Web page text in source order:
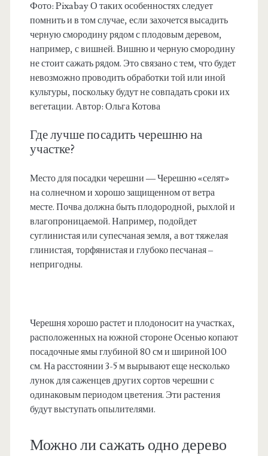
Фото: Pixabay О таких особенностях следует
помнить и в том случае, если захочется высадить
черную смородину рядом с плодовым деревом,
например, с вишней. Вишню и черную смородину
не стоит сажать рядом. Это связано с тем, что будет
невозможно проводить обработки той или иной
культуры, поскольку будут не совпадать сроки их
вегетации. Автор: Ольга Котова
Где лучше посадить черешню на
участке?
Место для посадки черешни — Черешню «селят»
на солнечном и хорошо защищенном от ветра
месте. Почва должна быть плодородной, рыхлой и
влагопроницаемой. Например, подойдет
суглинистая или супесчаная земля, а вот тяжелая
глинистая, торфянистая и глубоко песчаная –
непригодны.
Черешня хорошо растет и плодоносит на участках,
расположенных на южной стороне Осенью копают
посадочные ямы глубиной 80 см и шириной 100
см. На расстоянии 3-5 м вырывают еще несколько
лунок для саженцев других сортов черешни с
одинаковым периодом цветения. Эти растения
будут выступать опылителями.
Можно ли сажать одно дерево